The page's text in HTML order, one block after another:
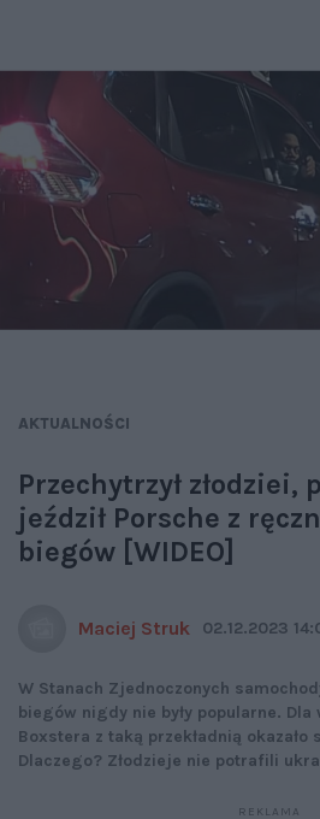
AKTUALNOŚCI
Przechytrzył złodziei,
jeździł Porsche z
biegów [WIDEO]
Maciej Struk 02.12.2023
W Stanach Zjednoczonych
biegów nigdy nie były popularne. Dla
Boxstera z taką przekładnią okazało
Dlaczego? Złodzieje nie potrafili